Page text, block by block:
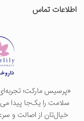
«پرسيس ماركت؛ تجربه‌ای
سلامت را یک‌جا پیدا
خیال‌تان از اصالت و
اطلاعات تماس